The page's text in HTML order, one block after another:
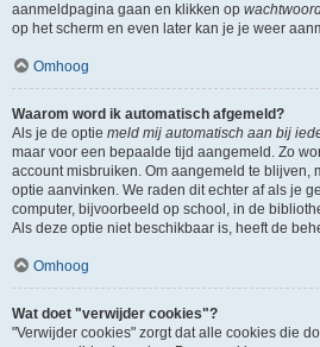
aanmeldpagina gaan en klikken op
op het scherm en even later kan je je weer
Omhoog
Waarom word ik automatisch afgemeld?
Als je de optie meld mij automatisch aan bij
maar voor een bepaalde tijd aangemeld. Zo
account misbruiken. Om aangemeld te blijven,
optie aanvinken. We raden dit echter af als je
computer, bijvoorbeeld op school, in de
Als deze optie niet beschikbaar is, heeft de
Omhoog
Wat doet "verwijder cookies"?
"Verwijder cookies" zorgt dat alle cookies die